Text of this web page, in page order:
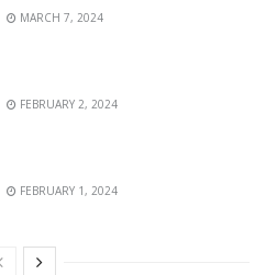
MARCH 7, 2024
FEBRUARY 2, 2024
FEBRUARY 1, 2024